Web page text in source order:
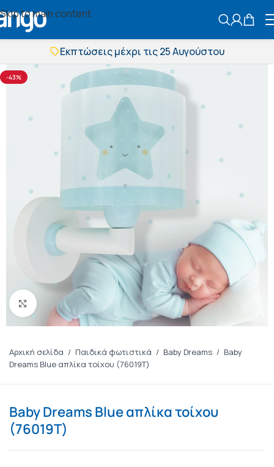
Skip to main content
Εκπτώσεις μέχρι τις 25 Αυγούστου
Δωρεάν μεταφορικά
BOXNOW αποστολή
Άμεση παράδοση
Εκπτώσεις μέχρι τις 25 Αυγούστου
Δωρεάν μεταφορικά
BOXNOW αποστολή
Άμεση παράδοση
-43%
Πατήστε για μεγέθυνση
Αρχική σελίδα / Παιδικά φωτιστικά / Baby Dreams / Baby
Dreams Blue απλίκα τοίχου (76019T)
Baby Dreams Blue απλίκα τοίχου
(76019T)